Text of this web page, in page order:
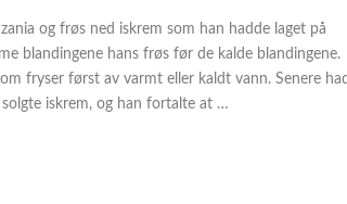
og frøs ned iskrem som han hadde laget på
blandingene hans frøs før de kalde blandingene.
fryser først av varmt eller kaldt vann. Senere
iskrem, og han fortalte at …